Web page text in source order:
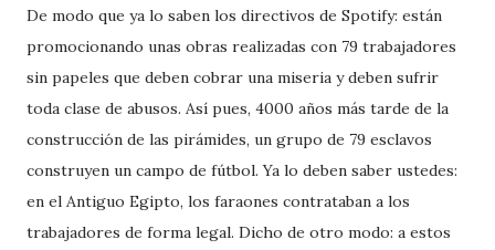
De modo que ya lo saben los directivos de Spotify: están
promocionando unas obras realizadas con 79 trabajadores
sin papeles que deben cobrar una miseria y deben sufrir
toda clase de abusos. Así pues, 4000 años más tarde de la
construcción de las pirámides, un grupo de 79 esclavos
construyen un campo de fútbol. Ya lo deben saber ustedes:
en el Antiguo Egipto, los faraones contrataban a los
trabajadores de forma legal. Dicho de otro modo: a estos